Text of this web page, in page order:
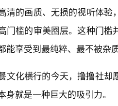
清的画质、无损的视听体
门槛的审美圈层。这种门
能享受到最纯粹、最不被杂
文化横行的今天，撸撸社却
身就是一种巨大的吸引力。